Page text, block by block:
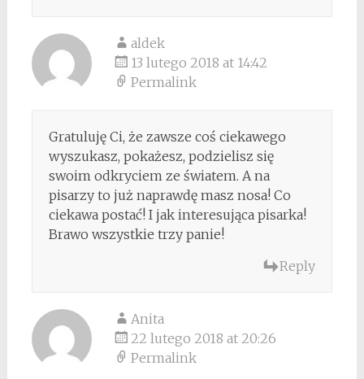
aldek
13 lutego 2018 at 14:42
Permalink
Gratuluję Ci, że zawsze coś ciekawego
wyszukasz, pokażesz, podzielisz się
swoim odkryciem ze światem. A na
pisarzy to już naprawdę masz nosa! Co
ciekawa postać! I jak interesująca pisarka!
Brawo wszystkie trzy panie!
Reply
Anita
22 lutego 2018 at 20:26
Permalink